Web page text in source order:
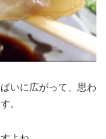
いに広がって、思わ
。